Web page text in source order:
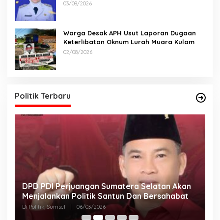
Lomba
03/08/2026
Warga Desak APH Usut Laporan Dugaan
Keterlibatan Oknum Lurah Muara Kulam
02/08/2026
Politik Terbaru
Tingkatkan Koordinasi Bahas Keakuratan
Data Pemilih
Di Lubuklinggau, Politik | 02/12/2025